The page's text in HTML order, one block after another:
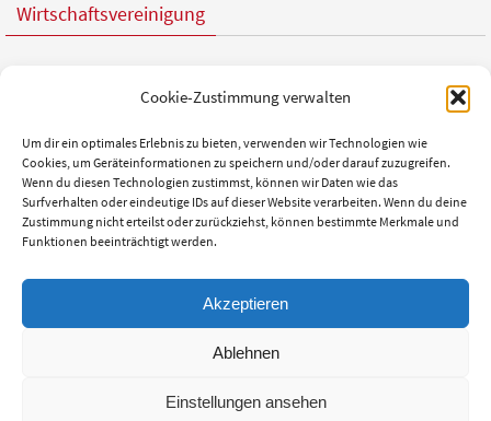
Cookie-Zustimmung verwalten
Um dir ein optimales Erlebnis zu bieten, verwenden wir Technologien wie
Cookies, um Geräteinformationen zu speichern und/oder darauf zuzugreifen.
Wenn du diesen Technologien zustimmst, können wir Daten wie das
Surfverhalten oder eindeutige IDs auf dieser Website verarbeiten. Wenn du deine
Zustimmung nicht erteilst oder zurückziehst, können bestimmte Merkmale und
Funktionen beeinträchtigt werden.
Akzeptieren
Ablehnen
Einstellungen ansehen
Wirtschaftsvereinigung
© 2024 | Venta-Supply | Tel.: 05971 - 16832-0 | info@venta-supply.de